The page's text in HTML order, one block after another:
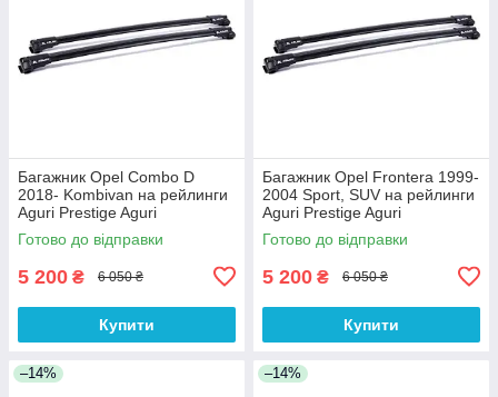
Багажник Opel Combo D
2018- Kombivan на рейлинги
Aguri Prestige Aguri
Готово до відправки
5 200 ₴ 6 050 ₴
Купити
Багажник Opel Frontera 1999-
2004 Sport, SUV на рейлинги
Aguri Prestige Aguri
Готово до відправки
5 200 ₴ 6 050 ₴
Купити
–14% –14%